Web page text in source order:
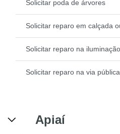
Solicitar poda de árvores
Solicitar reparo em calçada
Solicitar reparo na
Solicitar reparo na via
Apiaí